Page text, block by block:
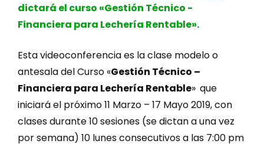
dictará el curso «Gestión Técnico -
Financiera para Lechería Rentable».
Esta videoconferencia es la clase modelo o
antesala del Curso «Gestión Técnico –
Financiera para Lechería Rentable» que
iniciará el próximo 11 Marzo – 17 Mayo 2019, con
clases durante 10 sesiones (se dictan a una vez
por semana) 10 lunes consecutivos a las 7:00 pm